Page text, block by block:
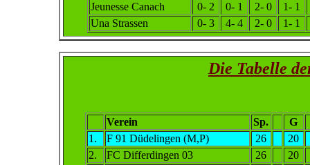
Jeunesse Canach
0- 2 0- 1 2- 0
1- 1
Una Strassen
0- 3 4- 4 2- 0 1- 1
Die Tabelle
Verein Sp.
G
1.
F 91 Düdelingen (M,P) 26
20
2.
FC Differdingen 03 26
20